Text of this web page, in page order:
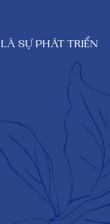
SỰ PHÁT TRIỂN